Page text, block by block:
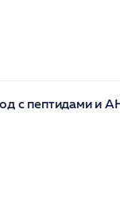
с пептидами и